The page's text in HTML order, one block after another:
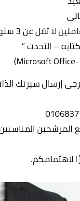
تقل عن 3 سنوات.
– التحدث “
المرشحين
لاهتمامكم.